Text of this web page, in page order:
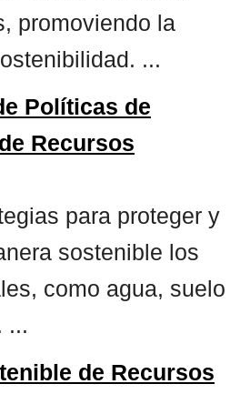
promoviendo la
...
Políticas de
Recursos
para proteger y
sostenible los
como agua, suelo
...
de Recursos